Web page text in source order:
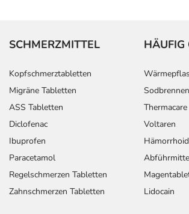
SCHMERZMITTEL
Kopfschmerztabletten
Migräne Tabletten
ASS Tabletten
Diclofenac
Ibuprofen
Paracetamol
Regelschmerzen Tabletten
Zahnschmerzen Tabletten
HÄUFIG
Thermacare
Voltaren
Lidocain